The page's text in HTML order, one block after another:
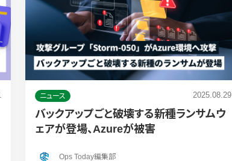
ニュース 2025.08.29
バックアップごと破壊する新種ランサムウ
ェアが登場、Azureが被害
Ops Today編集部